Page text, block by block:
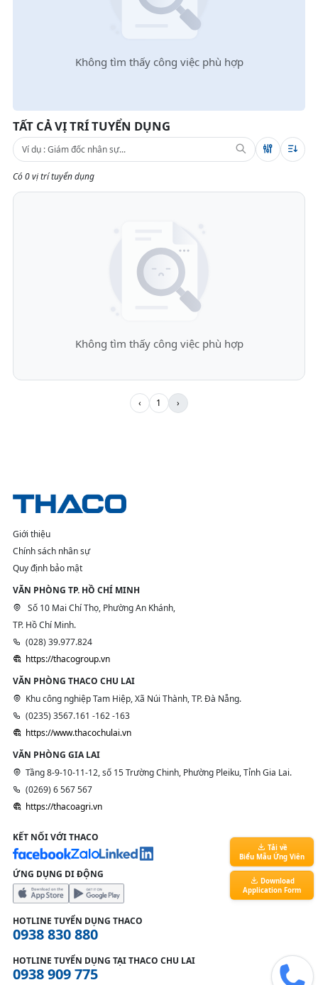
Không tìm thấy công việc phù hợp
TẤT CẢ VỊ TRÍ TUYỂN DỤNG
Có 0 vị trí tuyển dụng
Không tìm thấy công việc phù hợp
‹ 1 ›
Giới thiệu
Chính sách nhân sự
Quy định bảo mật
VĂN PHÒNG TP. HỒ CHÍ MINH
Số 10 Mai Chí Thọ, Phường An Khánh,
TP. Hồ Chí Minh.
(028) 39.977.824
https://thacogroup.vn
VĂN PHÒNG THACO CHU LAI
Khu công nghiệp Tam Hiệp, Xã Núi Thành, TP. Đà Nẵng.
(0235) 3567.161 -162 -163
https://www.thacochulai.vn
VĂN PHÒNG GIA LAI
Tầng 8-9-10-11-12, số 15 Trường Chinh, Phường Pleiku, Tỉnh Gia Lai.
(0269) 6 567 567
https://thacoagri.vn
KẾT NỐI VỚI THACO
ỨNG DỤNG DI ĐỘNG
HOTLINE TUYỂN DỤNG THACO
0938 830 880
HOTLINE TUYỂN DỤNG TẠI THACO CHU LAI
0938 909 775
Tải về
Biểu Mẫu Ứng Viên
Download
Application Form